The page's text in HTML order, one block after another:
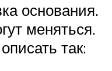
основания.
меняться.
так: